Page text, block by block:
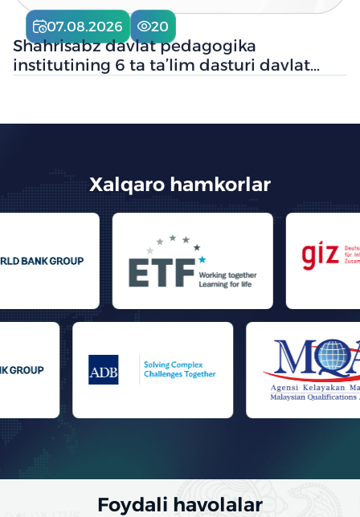
07.08.2026 20
Shahrisabz davlat pedagogika
institutining 6 ta ta’lim dasturi davlat
Xalqaro hamkorlar
Foydali havolalar